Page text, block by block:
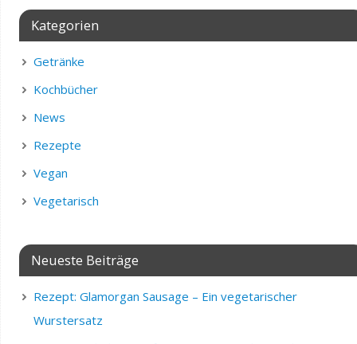
Kategorien
Getränke
Kochbücher
News
Rezepte
Vegan
Vegetarisch
Neueste Beiträge
Rezept: Glamorgan Sausage – Ein vegetarischer
Wurstersatz